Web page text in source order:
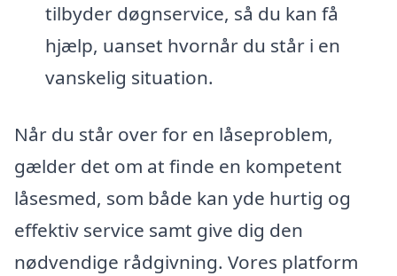
tilbyder døgnservice, så du kan få
hjælp, uanset hvornår du står i en
vanskelig situation.
Når du står over for en låseproblem,
gælder det om at finde en kompetent
låsesmed, som både kan yde hurtig og
effektiv service samt give dig den
nødvendige rådgivning. Vores platform